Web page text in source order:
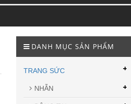
DANH MỤC SẢN PHẨM
TRANG SỨC
NHẪN +
+